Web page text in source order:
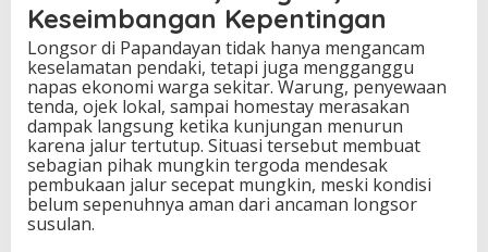
Keseimbangan Kepentingan
Longsor di Papandayan tidak hanya mengancam
keselamatan pendaki, tetapi juga mengganggu
napas ekonomi warga sekitar. Warung, penyewaan
tenda, ojek lokal, sampai homestay merasakan
dampak langsung ketika kunjungan menurun
karena jalur tertutup. Situasi tersebut membuat
sebagian pihak mungkin tergoda mendesak
pembukaan jalur secepat mungkin, meski kondisi
belum sepenuhnya aman dari ancaman longsor
susulan.